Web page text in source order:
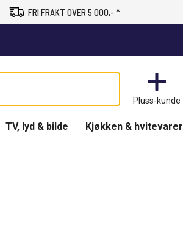
FRI FRAKT OVER 5 000,- *
Pluss-kunde
TV, lyd & bilde Kjøkken & hvitevarer